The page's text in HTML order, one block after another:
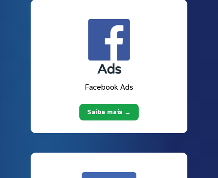
Facebook Ads
Saiba mais →